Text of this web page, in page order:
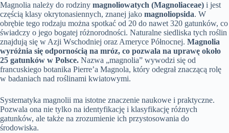
Magnolia należy do rodziny magnoliowatych (Magnoliaceae) i jest
częścią klasy okrytonasiennych, znanej jako magnoliopsida. W
obrębie tego rodzaju można spotkać od 20 do nawet 320 gatunków, co
świadczy o jego bogatej różnorodności. Naturalne siedliska tych roślin
znajdują się w Azji Wschodniej oraz Ameryce Północnej. Magnolia
wyróżnia się odpornością na mróz, co pozwala na uprawę około
25 gatunków w Polsce. Nazwa „magnolia” wywodzi się od
francuskiego botanika Pierre’a Magnola, który odegrał znaczącą rolę
w badaniach nad roślinami kwiatowymi.
Systematyka magnolii ma istotne znaczenie naukowe i praktyczne.
Pozwala ona nie tylko na identyfikację i klasyfikację różnych
gatunków, ale także na zrozumienie ich przystosowania do
środowiska.